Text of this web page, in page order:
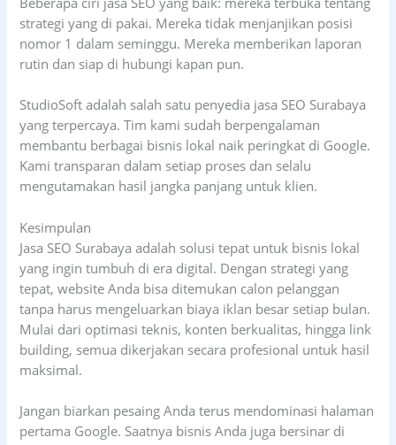
strategi yang di pakai. Mereka tidak menjanjikan posisi
nomor 1 dalam seminggu. Mereka memberikan laporan
rutin dan siap di hubungi kapan pun.
StudioSoft adalah salah satu penyedia jasa SEO Surabaya
yang terpercaya. Tim kami sudah berpengalaman
membantu berbagai bisnis lokal naik peringkat di Google.
Kami transparan dalam setiap proses dan selalu
mengutamakan hasil jangka panjang untuk klien.
Kesimpulan
Jasa SEO Surabaya adalah solusi tepat untuk bisnis lokal
yang ingin tumbuh di era digital. Dengan strategi yang
tepat, website Anda bisa ditemukan calon pelanggan
tanpa harus mengeluarkan biaya iklan besar setiap bulan.
Mulai dari optimasi teknis, konten berkualitas, hingga link
building, semua dikerjakan secara profesional untuk hasil
maksimal.
Jangan biarkan pesaing Anda terus mendominasi halaman
pertama Google. Saatnya bisnis Anda juga bersinar di